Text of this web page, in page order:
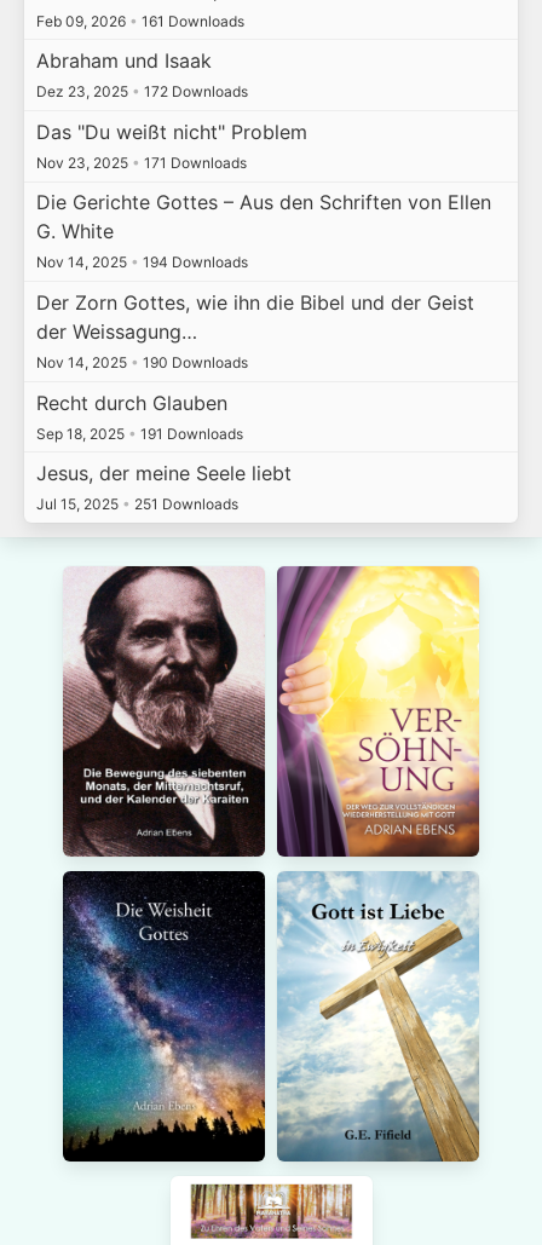
Feb 09, 2026 • 161 Downloads
Abraham und Isaak
Dez 23, 2025 • 172 Downloads
Das "Du weißt nicht" Problem
Nov 23, 2025 • 171 Downloads
Die Gerichte Gottes – Aus den Schriften von Ellen
G. White
Nov 14, 2025 • 194 Downloads
Der Zorn Gottes, wie ihn die Bibel und der Geist
der Weissagung…
Nov 14, 2025 • 190 Downloads
Recht durch Glauben
Sep 18, 2025 • 191 Downloads
Jesus, der meine Seele liebt
Jul 15, 2025 • 251 Downloads